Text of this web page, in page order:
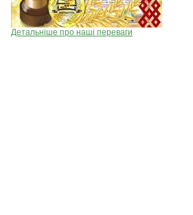
Детальніше про наші переваги